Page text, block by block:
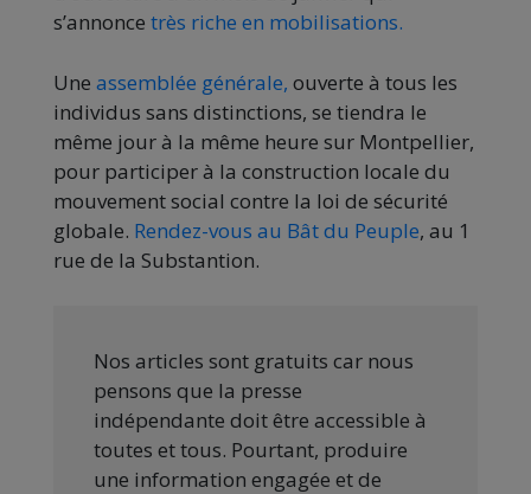
s’annonce très riche en mobilisations.
Une assemblée générale, ouverte à tous les
individus sans distinctions, se tiendra le
même jour à la même heure sur Montpellier,
pour participer à la construction locale du
mouvement social contre la loi de sécurité
globale. Rendez-vous au Bât du Peuple, au 1
rue de la Substantion.
Nos articles sont gratuits car nous
pensons que la presse
indépendante doit être accessible à
toutes et tous. Pourtant, produire
une information engagée et de